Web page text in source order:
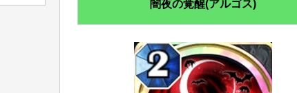
闇夜の覚醒(アルゴス)